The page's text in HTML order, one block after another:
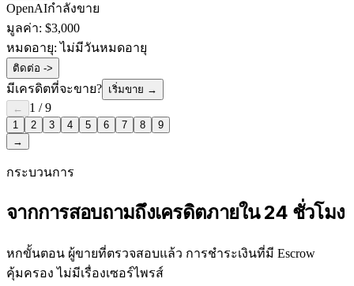
OpenAIกำลังขาย
มูลค่า: $3,000
หมดอายุ:ไม่มีวันหมดอายุ
ติดต่อ ->
มีเครดิตที่จะขาย? เริ่มขาย →
←
1 /9
1 2 3 4 5 6 7 8
9
→
กระบวนการ
จากการสอบถามถึงเครดิตภายใน 24 ชั่วโมง
หกขั้นตอน ผู้ขายที่ตรวจสอบแล้ว การชำระเงินที่มี Escrow
คุ้มครอง ไม่มีเรื่องเซอร์ไพรส์